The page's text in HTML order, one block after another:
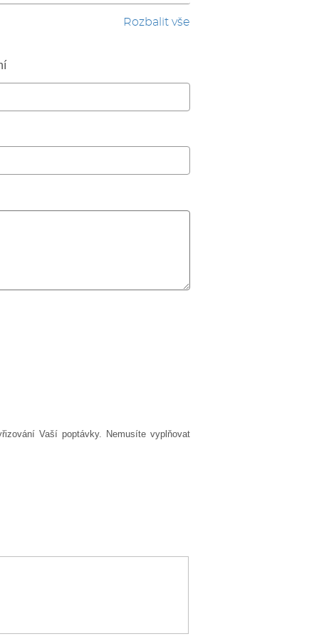
Rozbalit vše
Vaší poptávky. Nemusíte vyplňovat